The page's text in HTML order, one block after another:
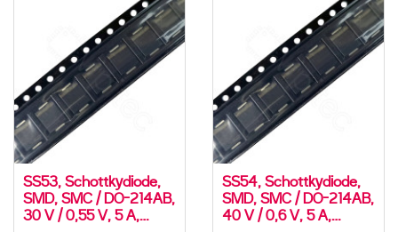
SS53, Schottkydiode,
SMD, SMC / DO-214AB,
30 V / 0,55 V, 5 A,
SS54, Schottkydiode,
SMD, SMC / DO-214AB,
40 V / 0,6 V, 5 A,